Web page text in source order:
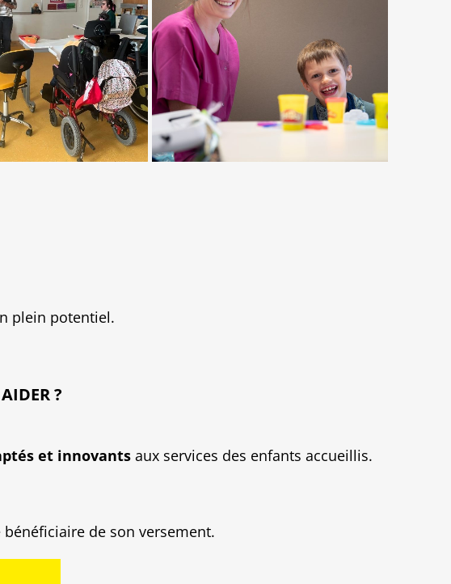
plein potentiel.
?
et innovants aux services des enfants accueillis.
de son versement.